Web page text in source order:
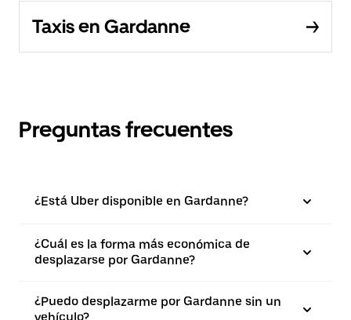
Taxis en Gardanne
Preguntas frecuentes
¿Está Uber disponible en Gardanne?
¿Cuál es la forma más económica de
desplazarse por Gardanne?
¿Puedo desplazarme por Gardanne sin un